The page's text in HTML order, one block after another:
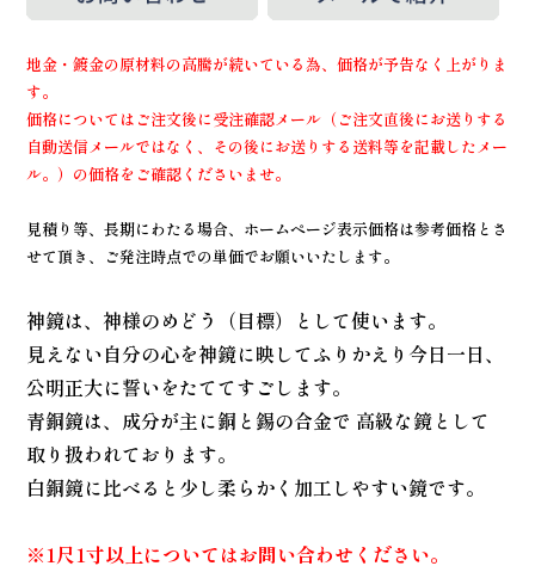
地金・鍍金の原材料の高騰が続いている為、価格が予告なく上がりま
す。
価格についてはご注文後に受注確認メール（ご注文直後にお送りする
自動送信メールではなく、その後にお送りする送料等を記載したメー
ル。）の価格をご確認くださいませ。
見積り等、長期にわたる場合、ホームページ表示価格は参考価格とさ
せて頂き、ご発注時点での単価でお願いいたします。
神鏡は、神様のめどう（目標）として使います。
見えない自分の心を神鏡に映してふりかえり今日一日、
公明正大に誓いをたててすごします。
青銅鏡は、成分が主に銅と錫の合金で 高級な鏡として
取り扱われております。
白銅鏡に比べると少し柔らかく加工しやすい鏡です。
※1尺1寸以上についてはお問い合わせください。